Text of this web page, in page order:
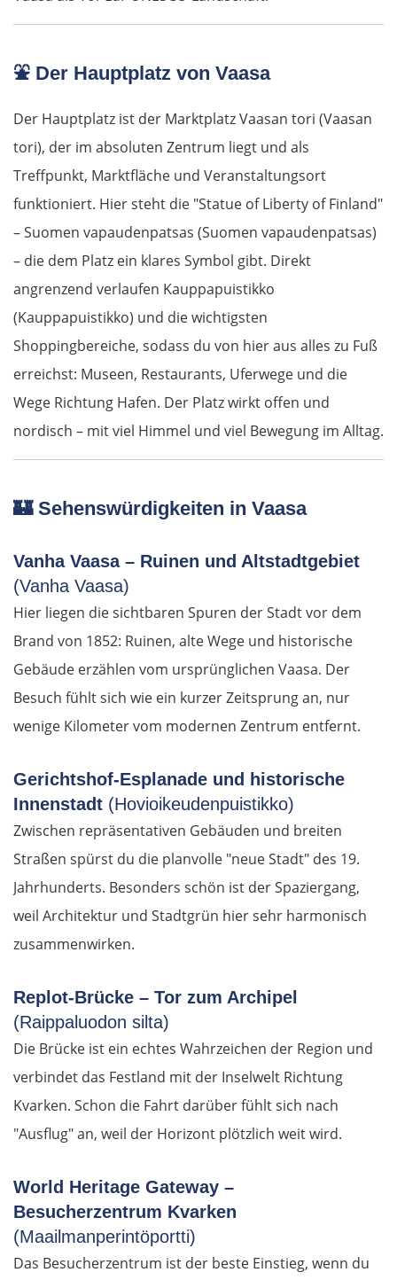
⛲ Der Hauptplatz von Vaasa
Der Hauptplatz ist der Marktplatz Vaasan tori (Vaasan
tori), der im absoluten Zentrum liegt und als
Treffpunkt, Marktfläche und Veranstaltungsort
funktioniert. Hier steht die "Statue of Liberty of Finland"
– Suomen vapaudenpatsas (Suomen vapaudenpatsas)
– die dem Platz ein klares Symbol gibt. Direkt
angrenzend verlaufen Kauppapuistikko
(Kauppapuistikko) und die wichtigsten
Shoppingbereiche, sodass du von hier aus alles zu Fuß
erreichst: Museen, Restaurants, Uferwege und die
Wege Richtung Hafen. Der Platz wirkt offen und
nordisch – mit viel Himmel und viel Bewegung im Alltag.
🏰Sehenswürdigkeiten in Vaasa
Vanha Vaasa – Ruinen und Altstadtgebiet
(Vanha Vaasa)
Hier liegen die sichtbaren Spuren der Stadt vor dem
Brand von 1852: Ruinen, alte Wege und historische
Gebäude erzählen vom ursprünglichen Vaasa. Der
Besuch fühlt sich wie ein kurzer Zeitsprung an, nur
wenige Kilometer vom modernen Zentrum entfernt.
Gerichtshof-Esplanade und historische
Innenstadt (Hovioikeudenpuistikko)
Zwischen repräsentativen Gebäuden und breiten
Straßen spürst du die planvolle "neue Stadt" des 19.
Jahrhunderts. Besonders schön ist der Spaziergang,
weil Architektur und Stadtgrün hier sehr harmonisch
zusammenwirken.
Replot-Brücke – Tor zum Archipel
(Raippaluodon silta)
Die Brücke ist ein echtes Wahrzeichen der Region und
verbindet das Festland mit der Inselwelt Richtung
Kvarken. Schon die Fahrt darüber fühlt sich nach
"Ausflug" an, weil der Horizont plötzlich weit wird.
World Heritage Gateway –
Besucherzentrum Kvarken
(Maailmanperintöportti)
Das Besucherzentrum ist der beste Einstieg, wenn du
Schwiebus
Deutschland Ost
Fürstenwalde
Berlin
Spreewald
Senftenberg
Dresden
Pirna
Sächsische Schweiz
Tschechien
Mělník
Prag
Beroun
Pilsen
Deutschland Süd
Cham
Regensburg
Ingolstadt
Pfaffenhofen an der Ilm
München